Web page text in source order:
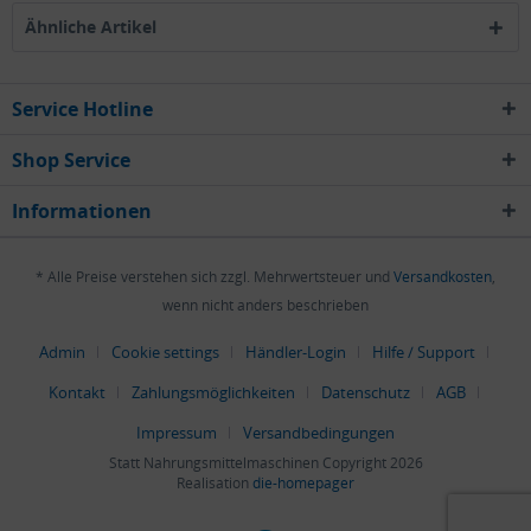
Ähnliche Artikel
Service Hotline
Shop Service
Informationen
* Alle Preise verstehen sich zzgl. Mehrwertsteuer und Versandkosten,
wenn nicht anders beschrieben
Admin Cookie settings Händler-Login
Hilfe / Support
Kontakt
Zahlungsmöglichkeiten Datenschutz
AGB
Impressum
Versandbedingungen
Statt Nahrungsmittelmaschinen Copyright 2026
Realisation die-homepager